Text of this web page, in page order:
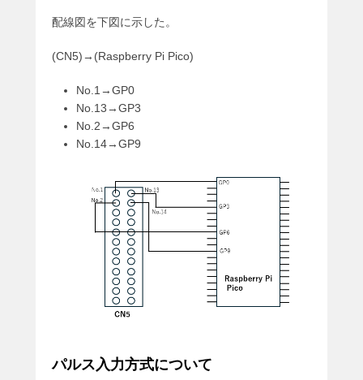
配線図を下図に示した。
(CN5)→(Raspberry Pi Pico)
No.1→GP0
No.13→GP3
No.2→GP6
No.14→GP9
パルス入力方式について